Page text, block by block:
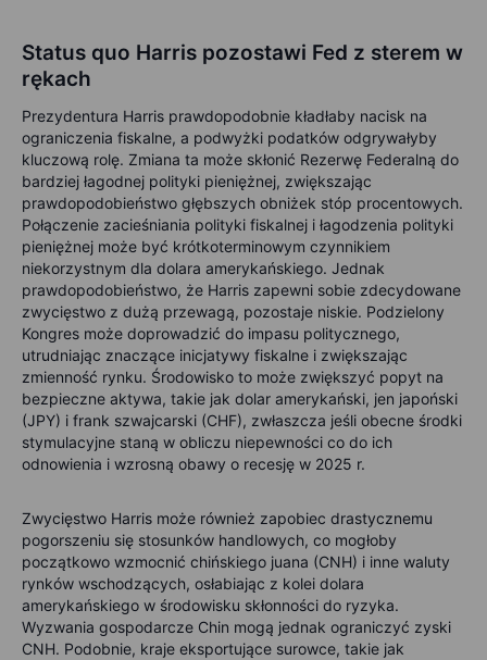
Status quo Harris pozostawi Fed z sterem w
rękach
Prezydentura Harris prawdopodobnie kładłaby nacisk na
ograniczenia fiskalne, a podwyżki podatków odgrywałyby
kluczową rolę. Zmiana ta może skłonić Rezerwę Federalną do
bardziej łagodnej polityki pieniężnej, zwiększając
prawdopodobieństwo głębszych obniżek stóp procentowych.
Połączenie zacieśniania polityki fiskalnej i łagodzenia polityki
pieniężnej może być krótkoterminowym czynnikiem
niekorzystnym dla dolara amerykańskiego. Jednak
prawdopodobieństwo, że Harris zapewni sobie zdecydowane
zwycięstwo z dużą przewagą, pozostaje niskie. Podzielony
Kongres może doprowadzić do impasu politycznego,
utrudniając znaczące inicjatywy fiskalne i zwiększając
zmienność rynku. Środowisko to może zwiększyć popyt na
bezpieczne aktywa, takie jak dolar amerykański, jen japoński
(JPY) i frank szwajcarski (CHF), zwłaszcza jeśli obecne środki
stymulacyjne staną w obliczu niepewności co do ich
odnowienia i wzrosną obawy o recesję w 2025 r.
Zwycięstwo Harris może również zapobiec drastycznemu
pogorszeniu się stosunków handlowych, co mogłoby
początkowo wzmocnić chińskiego juana (CNH) i inne waluty
rynków wschodzących, osłabiając z kolei dolara
amerykańskiego w środowisku skłonności do ryzyka.
Wyzwania gospodarcze Chin mogą jednak ograniczyć zyski
CNH. Podobnie, kraje eksportujące surowce, takie jak